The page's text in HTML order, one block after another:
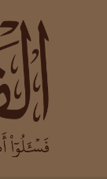
بن باز